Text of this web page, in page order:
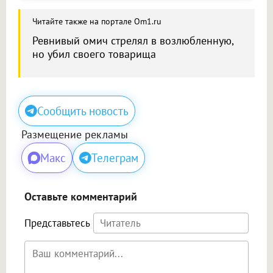
Читайте также на портале Om1.ru
Ревнивый омич стрелял в возлюбленную,
но убил своего товарища
Сообщить новость
Размещение рекламы
Макс Телеграм
Оставьте комментарий
Представьтесь